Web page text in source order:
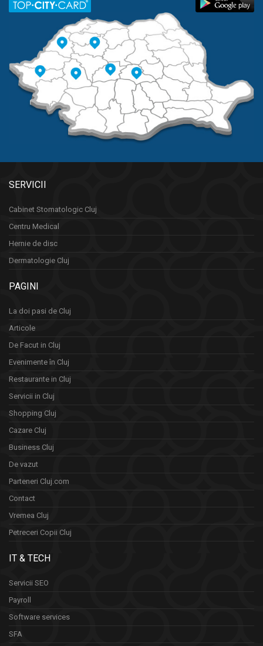
SERVICII
Cabinet Stomatologic Cluj
Centru Medical
Hernie de disc
Dermatologie Cluj
PAGINI
La doi pasi de Cluj
Articole
De Facut in Cluj
Evenimente în Cluj
Restaurante in Cluj
Servicii in Cluj
Shopping Cluj
Cazare Cluj
Business Cluj
De vazut
Parteneri Cluj.com
Contact
Vremea Cluj
Petreceri Copii Cluj
IT & TECH
Servicii SEO
Payroll
Software services
SFA